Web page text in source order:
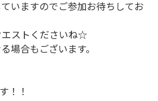
いますのでご参加お待ちしてお
エストくださいね☆
場合もございます。
！！